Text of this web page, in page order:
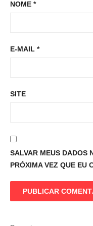
NOME *
E-MAIL *
SITE
SALVAR MEUS DADOS
PRÓXIMA VEZ QUE EU